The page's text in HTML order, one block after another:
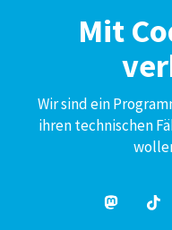
Mit
Wir sind ein
ihren technischen